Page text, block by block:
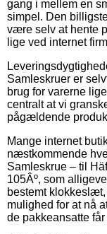
gang i mellem en
simpel. Den
være selv at hente
lige ved internet
Samleskruer er
brug for varerne
centralt at vi
pågældende
Mange internet
næstkommende
Samleskrue – til
105Âº, som
bestemt
mulighed for at nå
de pakkeansatte får